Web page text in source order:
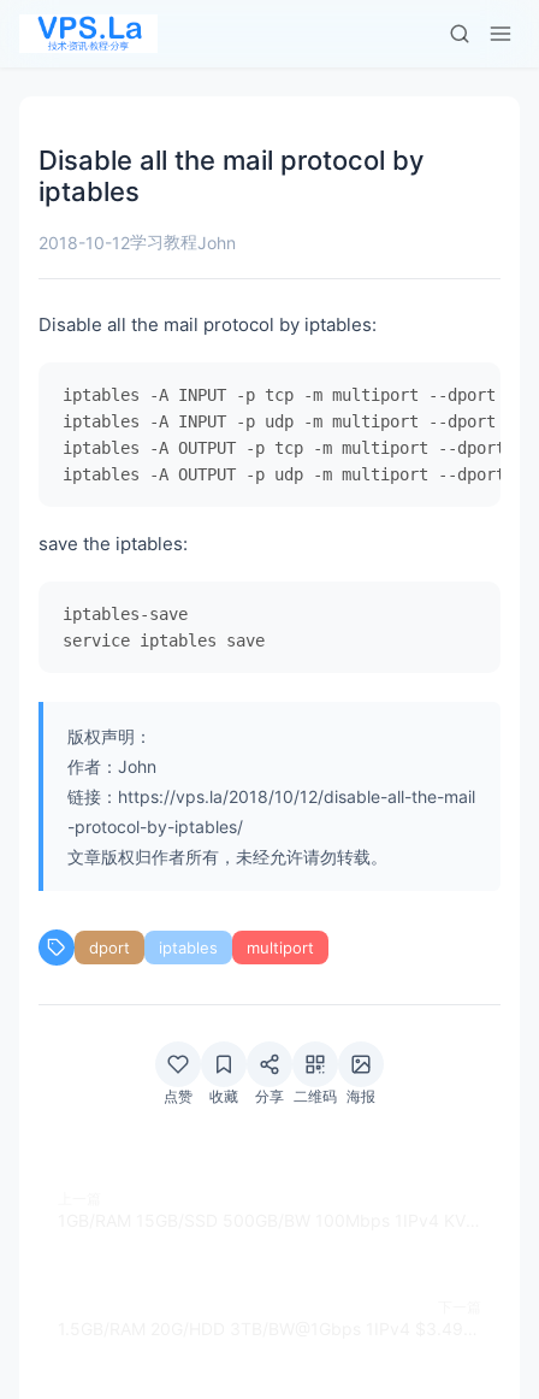
Disable all the mail protocol by
iptables
2018-10-12学习教程John
Disable all the mail protocol by iptables:
iptables -A INPUT -p tcp -m multiport --dport
iptables -A INPUT -p udp -m multiport --dport
iptables -A OUTPUT -p tcp -m multiport --dport
iptables -A OUTPUT -p udp -m multiport --dport
save the iptables:
iptables-save
service iptables save
版权声明：
作者：John
链接：https://vps.la/2018/10/12/disable-all-the-mail
-protocol-by-iptables/
文章版权归作者所有，未经允许请勿转载。
dport iptables multiport
点赞 收藏 分享 二维码 海报